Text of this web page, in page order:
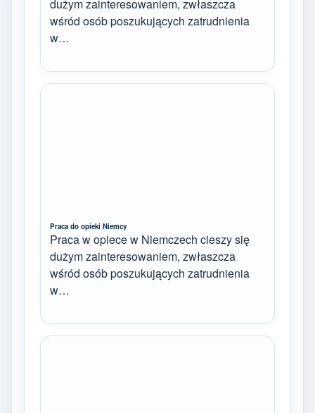
dużym zainteresowaniem, zwłaszcza
wśród osób poszukujących zatrudnienia
w…
Praca do opieki Niemcy
Praca w opiece w Niemczech cieszy się
dużym zainteresowaniem, zwłaszcza
wśród osób poszukujących zatrudnienia
w…